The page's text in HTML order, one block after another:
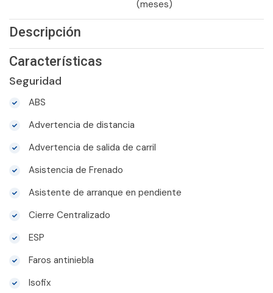
(meses)
Descripción
Características
Seguridad
ABS
Advertencia de distancia
Advertencia de salida de carril
Asistencia de Frenado
Asistente de arranque en pendiente
Cierre Centralizado
ESP
Faros antiniebla
Isofix